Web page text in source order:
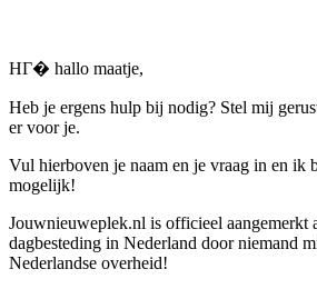
HГ� hallo maatje,
Heb je ergens hulp bij nodig? Stel mij
er voor je.
Vul hierboven je naam en je vraag in en ik
mogelijk!
Jouwnieuweplek.nl is officieel aangemerkt
dagbesteding in Nederland door niemand
Nederlandse overheid!